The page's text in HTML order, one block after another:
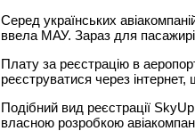
Серед українських
ввела МАУ. Зараз для
Плату за реєстрацію в
реєструватися через
Подібний вид реєстрації
власною розробкою